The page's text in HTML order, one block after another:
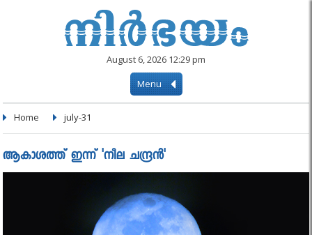
August 6, 2026 12:29 pm
Menu
Home july-31
ആകാശത്ത് ഇന്ന് 'നീല ചന്ദ്രൻ'